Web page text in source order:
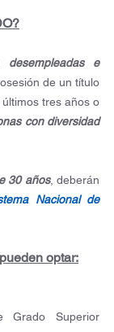
desempleadas e
de un título
tres años o
con diversidad
30 años, deberán
Nacional de
optar:
Grado Superior